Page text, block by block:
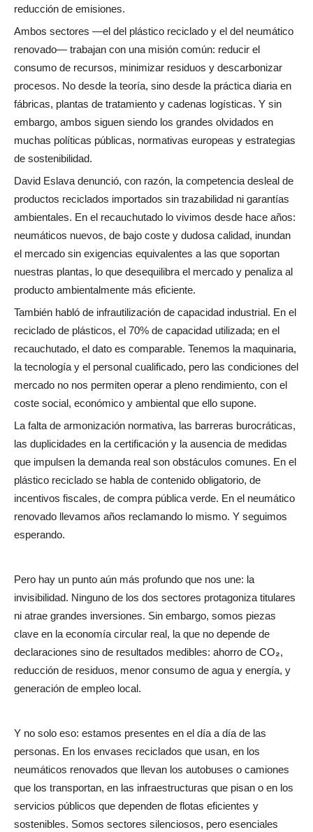
reducción de emisiones.
Ambos sectores —el del plástico reciclado y el del neumático
renovado— trabajan con una misión común: reducir el
consumo de recursos, minimizar residuos y descarbonizar
procesos. No desde la teoría, sino desde la práctica diaria en
fábricas, plantas de tratamiento y cadenas logísticas. Y sin
embargo, ambos siguen siendo los grandes olvidados en
muchas políticas públicas, normativas europeas y estrategias
de sostenibilidad.
David Eslava denunció, con razón, la competencia desleal de
productos reciclados importados sin trazabilidad ni garantías
ambientales. En el recauchutado lo vivimos desde hace años:
neumáticos nuevos, de bajo coste y dudosa calidad, inundan
el mercado sin exigencias equivalentes a las que soportan
nuestras plantas, lo que desequilibra el mercado y penaliza al
producto ambientalmente más eficiente.
También habló de infrautilización de capacidad industrial. En el
reciclado de plásticos, el 70% de capacidad utilizada; en el
recauchutado, el dato es comparable. Tenemos la maquinaria,
la tecnología y el personal cualificado, pero las condiciones del
mercado no nos permiten operar a pleno rendimiento, con el
coste social, económico y ambiental que ello supone.
La falta de armonización normativa, las barreras burocráticas,
las duplicidades en la certificación y la ausencia de medidas
que impulsen la demanda real son obstáculos comunes. En el
plástico reciclado se habla de contenido obligatorio, de
incentivos fiscales, de compra pública verde. En el neumático
renovado llevamos años reclamando lo mismo. Y seguimos
esperando.
Pero hay un punto aún más profundo que nos une: la
invisibilidad. Ninguno de los dos sectores protagoniza titulares
ni atrae grandes inversiones. Sin embargo, somos piezas
clave en la economía circular real, la que no depende de
declaraciones sino de resultados medibles: ahorro de CO₂,
reducción de residuos, menor consumo de agua y energía, y
generación de empleo local.
Y no solo eso: estamos presentes en el día a día de las
personas. En los envases reciclados que usan, en los
neumáticos renovados que llevan los autobuses o camiones
que los transportan, en las infraestructuras que pisan o en los
servicios públicos que dependen de flotas eficientes y
sostenibles. Somos sectores silenciosos, pero esenciales